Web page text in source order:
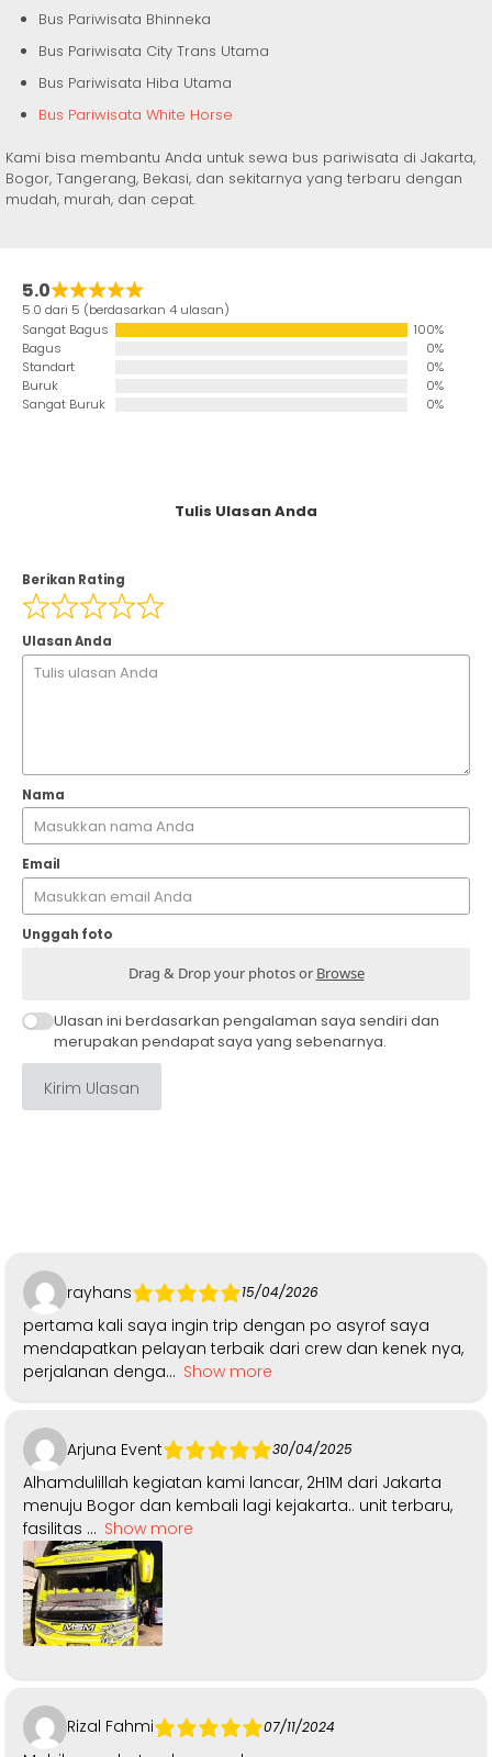
Bus Pariwisata Bhinneka
Bus Pariwisata City Trans Utama
Bus Pariwisata Hiba Utama
Bus Pariwisata White Horse
Kami bisa membantu Anda untuk sewa bus pariwisata di Jakarta,
Bogor, Tangerang, Bekasi, dan sekitarnya yang terbaru dengan
mudah, murah, dan cepat.
5.0
5.0 dari 5 (berdasarkan 4 ulasan)
Sangat Bagus
100%
Bagus
0%
Standart
0%
Buruk
0%
Sangat Buruk
0%
Tulis Ulasan Anda
Berikan Rating
Ulasan Anda
Nama
Email
Unggah foto
Drag & Drop your photos or Browse
Ulasan ini berdasarkan pengalaman saya sendiri dan
merupakan pendapat saya yang sebenarnya.
Kirim Ulasan
rayhans 15/04/2026
pertama kali saya ingin trip dengan po asyrof saya
mendapatkan pelayan terbaik dari crew dan kenek nya,
perjalanan denga
Show more
Arjuna Event 30/04/2025
Alhamdulillah kegiatan kami lancar, 2H1M dari Jakarta
menuju Bogor dan kembali lagi kejakarta.. unit terbaru,
fasilitas
Show more
Rizal Fahmi 07/11/2024